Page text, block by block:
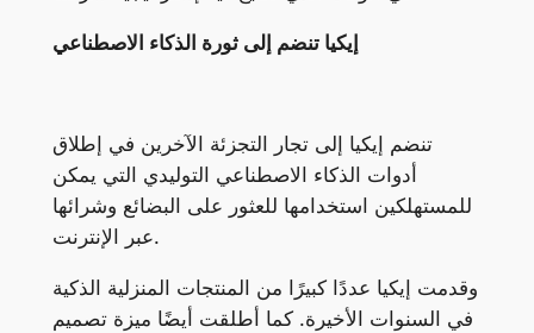
إيكيا تنضم إلى ثورة الذكاء الاصطناعي
تنضم إيكيا إلى تجار التجزئة الآخرين في إطلاق
أدوات الذكاء الاصطناعي التوليدي التي يمكن
للمستهلكين استخدامها للعثور على البضائع وشرائها
عبر الإنترنت.
وقدمت إيكيا عددًا كبيرًا من المنتجات المنزلية الذكية
في السنوات الأخيرة. كما أطلقت أيضًا ميزة تصميم